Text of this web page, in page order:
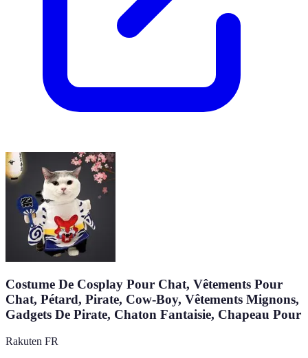
Costume De Cosplay Pour Chat, Vêtements Pour
Chat, Pétard, Pirate, Cow-Boy, Vêtements Mignons,
Gadgets De Pirate, Chaton Fantaisie, Chapeau Pour
Rakuten FR